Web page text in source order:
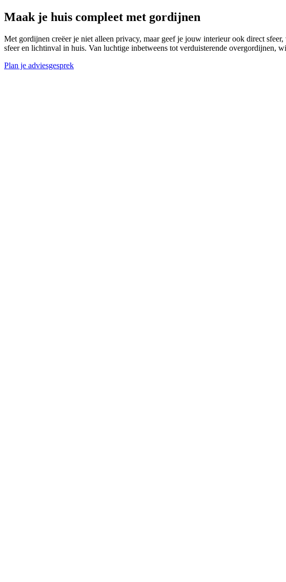
Maak je huis compleet met gordijnen
Met gordijnen creëer je niet alleen privacy, maar geef je jouw interieur ook direct
sfeer en lichtinval in huis. Van luchtige inbetweens tot verduisterende overgordijnen,
Plan je adviesgesprek